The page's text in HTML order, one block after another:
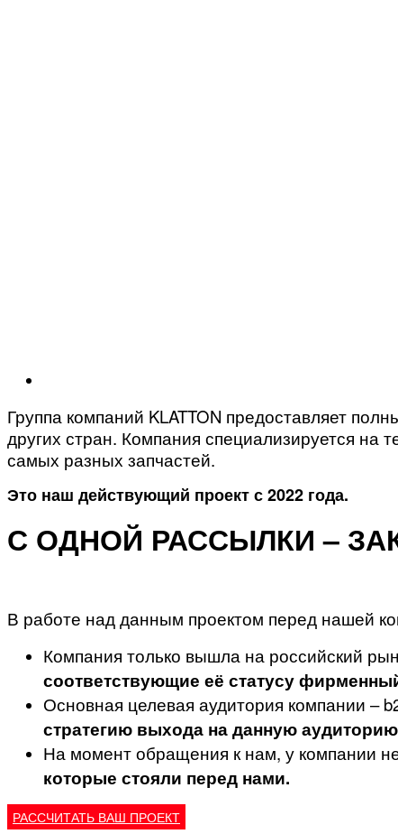
Группа компаний KLATTON предоставляет
других стран. Компания специализируется на
самых разных запчастей.
Это наш действующий проект с 2022 года.
С ОДНОЙ РАССЫЛКИ –
В работе над данным проектом перед нашей
Компания только вышла на российский
соответствующие её статусу
Основная целевая аудитория компании –
стратегию выхода на данную
На момент обращения к нам, у компании
которые стояли перед нами.
РАССЧИТАТЬ ВАШ ПРОЕКТ